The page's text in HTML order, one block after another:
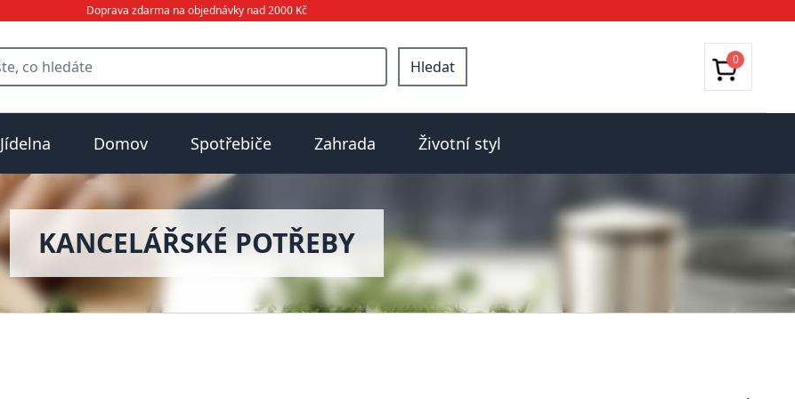
Doprava zdarma na objednávky nad 2000 Kč
Hledat 0
Jídelna Domov Spotřebiče Zahrada Životní styl
KANCELÁŘSKÉ POTŘEBY